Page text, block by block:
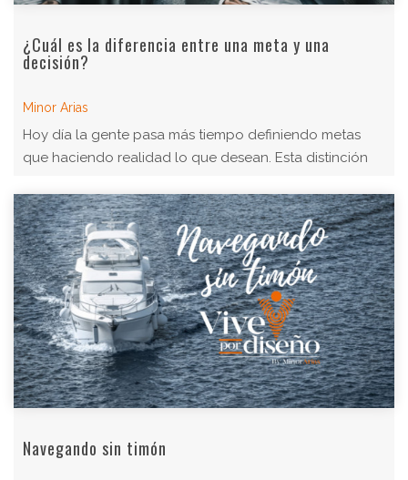
¿Cuál es la diferencia entre una meta y una
decisión?
Minor Arias
Hoy día la gente pasa más tiempo definiendo metas
que haciendo realidad lo que desean. Esta distinción
Navegando sin timón